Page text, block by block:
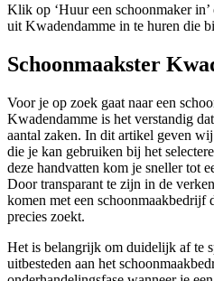
Klik op ‘Huur een schoonmaker
uit Kwadendamme in te huren die
Schoonmaakster
Voor je op zoek gaat naar een
Kwadendamme is het verstandig
aantal zaken. In dit artikel geven
die je kan gebruiken bij het
deze handvatten kom je sneller tot
Door transparant te zijn in de
komen met een schoonmaakbedrijf
precies zoekt.
Het is belangrijk om duidelijk af te
uitbesteden aan het